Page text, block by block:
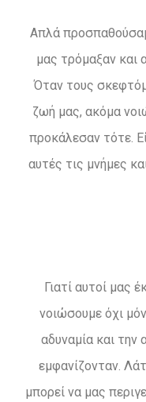
Απλά
μας τρόμαξαν και
Όταν τους
ζωή μας, ακόμα
προκάλεσαν τότε.
αυτές τις μνήμες
Γιατί αυτοί μας
νοιώσουμε όχι
αδυναμία και
εμφανίζονταν.
μπορεί να μας